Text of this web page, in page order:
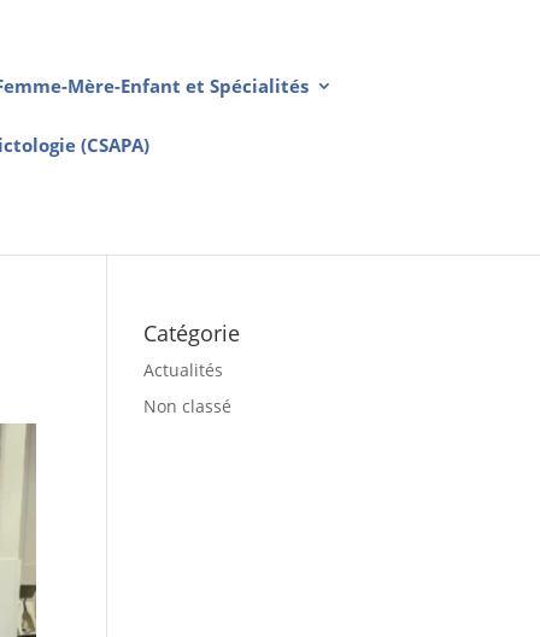
Mère-Enfant et Spécialités
(CSAPA)
Catégorie
Actualités
Non classé